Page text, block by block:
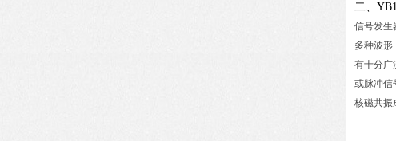
二、
信号发生
多种波形
有十分广
或脉冲信
核磁共振